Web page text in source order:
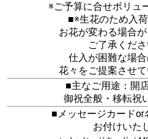
※ご予算に合せボリュ
■※生花のため入
お花が変わる場合
ご了承くださ
仕入が困難な場
花々をご提案させて
■主なご用途：開
御祝全般・移転祝
■メッセージカード
お付けいた